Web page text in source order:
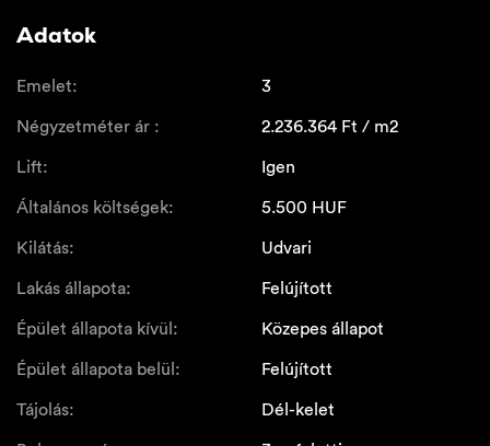
Adatok
Emelet: 3
Négyzetméter ár : 2.236.364 Ft / m2
Lift: Igen
Általános költségek: 5.500 HUF
Kilátás: Udvari
Lakás állapota: Felújított
Épület állapota kívül: Közepes állapot
Épület állapota belül: Felújított
Tájolás: Dél-kelet